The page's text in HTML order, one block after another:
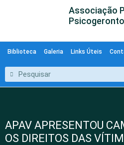
Associação
Biblioteca Galeria Links Úteis
APAV APRESENTOU
OS DIREITOS DAS